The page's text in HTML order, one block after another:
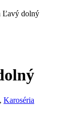
Ľavý dolný
, Karoséria